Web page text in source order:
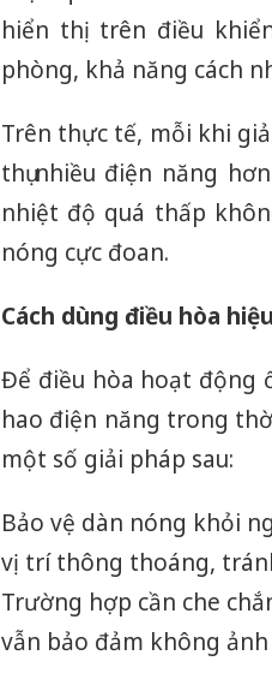
hiển thị trên điều
phòng, khả năng cách
Trên thực tế, mỗi khi
thụ nhiều điện năng
nhiệt độ quá thấp
nóng cực đoan.
Cách dùng điều hòa
Để điều hòa hoạt động
hao điện năng trong
một số giải pháp sau:
Bảo vệ dàn nóng khỏi
vị trí thông thoáng,
Trường hợp cần che
vẫn bảo đảm không